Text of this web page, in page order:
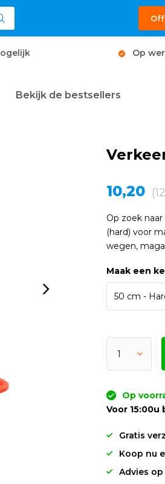
Op
Bekijk de bestsellers
10,20
Op zoek
(hard) voor
wegen,
Maak een
Op
Voor
Gratis
Koop nu
Advies